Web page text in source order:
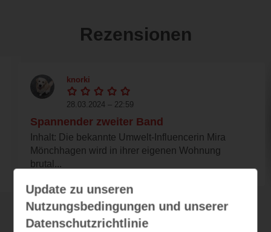
Rezensionen
knorki
28.03.2024 – 22:59
Spannender zweiter Band
Inhalt: Die bekannte Umwelt-Influencerin Mira
Mönchhagen wird in ihrer eigenen Wohnung
brutal...
Alle 110 Rezensionen anzeigen
Update zu unseren
Nutzungsbedingungen und unserer
Datenschutzrichtlinie